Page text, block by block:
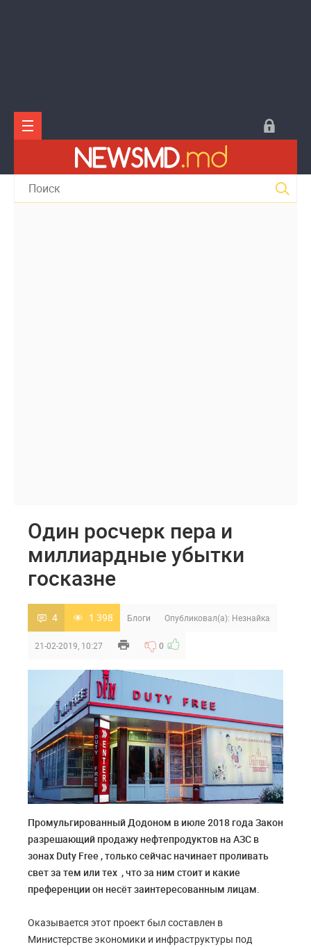
Один росчерк пера и
миллиардные убытки
госказне
4 1 398 Блоги Опубликовал(а): Незнайка
21-02-2019, 10:27 0
Промульгированный Додоном в июле 2018 года Закон
разрешающий продажу нефтепродуктов на АЗС в
зонах Duty Free , только сейчас начинает проливать
свет за тем или тех , что за ним стоит и какие
преференции он несёт заинтересованным лицам.
Оказывается этот проект был составлен в
Министерстве экономики и инфраструктуры под